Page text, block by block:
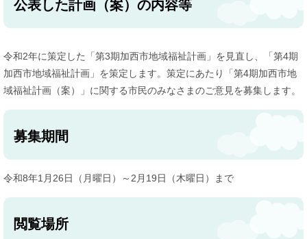
公表した計画（案）の内容等
令和2年に策定した「第3期加西市地域福祉計画」を見直し、「第4期
加西市地域福祉計画」を策定します。策定にあたり「第4期加西市地
域福祉計画（案）」に関する市民のみなさまのご意見を募集します。
募集期間
令和8年1月26日（月曜日）～2月19日（木曜日）まで
閲覧場所